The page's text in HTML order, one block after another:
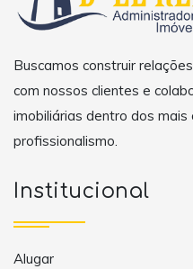
Buscamos construir
com nossos clientes e
imobiliárias dentro dos
profissionalismo.
Institucional
Alugar